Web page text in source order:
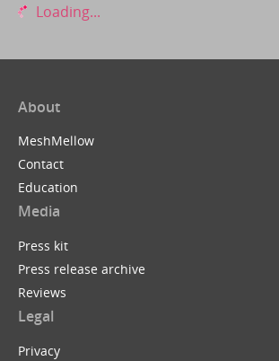
Loading...
About
MeshMellow
Contact
Education
Media
Press kit
Press release archive
Reviews
Legal
Privacy